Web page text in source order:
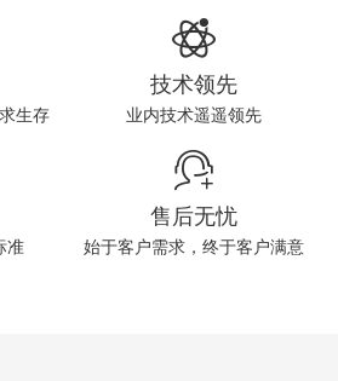
生存
技术领先
业内技术遥遥领先
准
售后无忧
始于客户需求，终于客户满意